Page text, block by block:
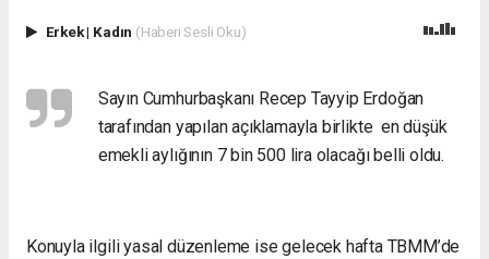
Erkek| Kadın (Haberi Sesli Oku)
Sayın Cumhurbaşkanı Recep Tayyip Erdoğan
tarafından yapılan açıklamayla birlikte en düşük
emekli aylığının 7 bin 500 lira olacağı belli oldu.
Konuyla ilgili yasal düzenleme ise gelecek hafta TBMM’de